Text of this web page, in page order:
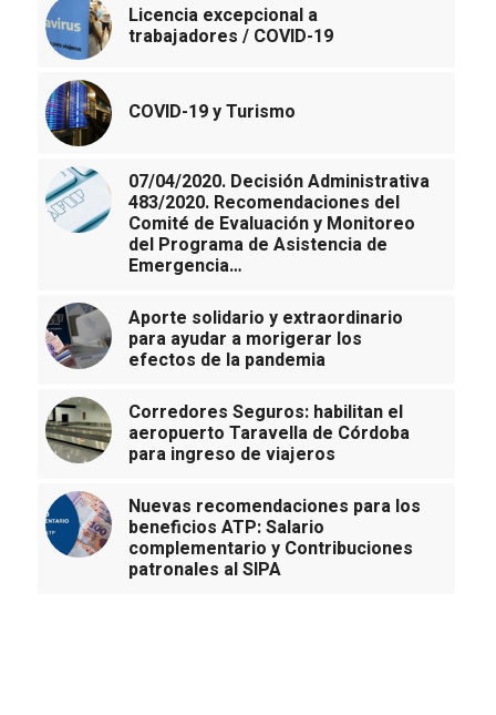
Licencia excepcional a
trabajadores / COVID-19
COVID-19 y Turismo
07/04/2020. Decisión Administrativa
483/2020. Recomendaciones del
Comité de Evaluación y Monitoreo
del Programa de Asistencia de
Emergencia…
Aporte solidario y extraordinario
para ayudar a morigerar los
efectos de la pandemia
Corredores Seguros: habilitan el
aeropuerto Taravella de Córdoba
para ingreso de viajeros
Nuevas recomendaciones para los
beneficios ATP: Salario
complementario y Contribuciones
patronales al SIPA